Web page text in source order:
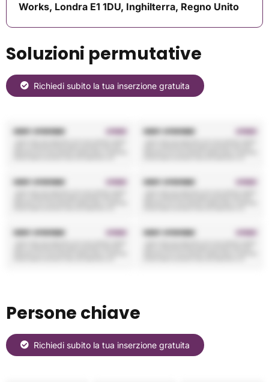
Works, Londra E1 1DU, Inghilterra, Regno Unito
Soluzioni permutative
Richiedi subito la tua inserzione gratuita
Persone chiave
Richiedi subito la tua inserzione gratuita